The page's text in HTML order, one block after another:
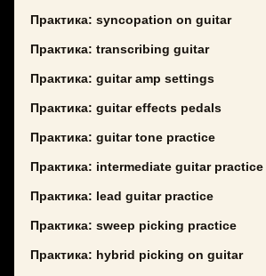
Практика: syncopation on guitar
Практика: transcribing guitar
Практика: guitar amp settings
Практика: guitar effects pedals
Практика: guitar tone practice
Практика: intermediate guitar practice
Практика: lead guitar practice
Практика: sweep picking practice
Практика: hybrid picking on guitar